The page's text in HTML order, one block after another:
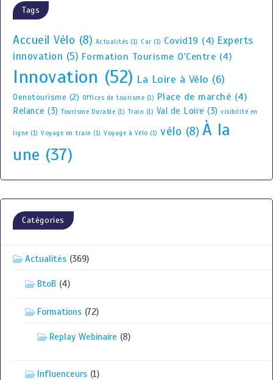
Tags
Accueil Vélo (8) Actualités (1) Car (1) Covid19 (4) Experts
innovation (5) Formation Tourisme O'Centre (4)
Innovation (52) La Loire à Vélo (6)
Oenotourisme (2) Offices de tourisme (1) Place de marché (4)
Relance (3) Tourisme Durable (1) Train (1) Val de Loire (3) visibilité en
ligne (1) Voyage en train (1) Voyage à Vélo (1) vélo (8) À la
une (37)
Catégories
Actualités (369)
BtoB (4)
Formations (72)
Replay Webinaire (8)
Influenceurs (1)